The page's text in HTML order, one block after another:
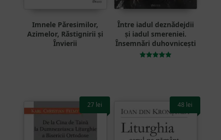
Imnele Păresimilor,
Azimelor, Răstignirii și
Învierii
Între iadul deznădejdii
și iadul smereniei.
Însemnări duhovnicești
27 lei 48 lei